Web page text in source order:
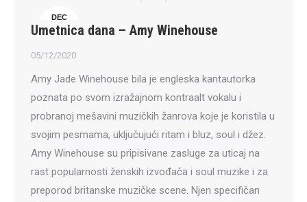
DEC
5
Umetnica dana – Amy Winehouse
05/12/2020
Amy Jade Winehouse bila je engleska kantautorka
poznata po svom izražajnom kontraalt vokalu i
probranoj mešavini muzičkih žanrova koje je koristila u
svojim pesmama, uključujući ritam i bluz, soul i džez.
Amy Winehouse su pripisivane zasluge za uticaj na
rast popularnosti ženskih izvođača i soul muzike i za
preporod britanske muzičke scene. Njen specifičan